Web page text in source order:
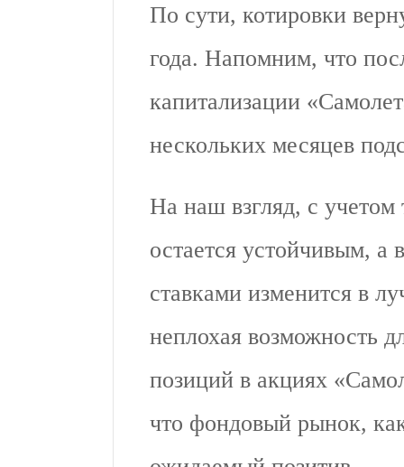
По сути, котировки
года. Напомним, что
капитализации
нескольких месяцев
На наш взгляд, с учетом
остается устойчивым, а
ставками изменится в
неплохая возможность
позиций в акциях
что фондовый рынок,